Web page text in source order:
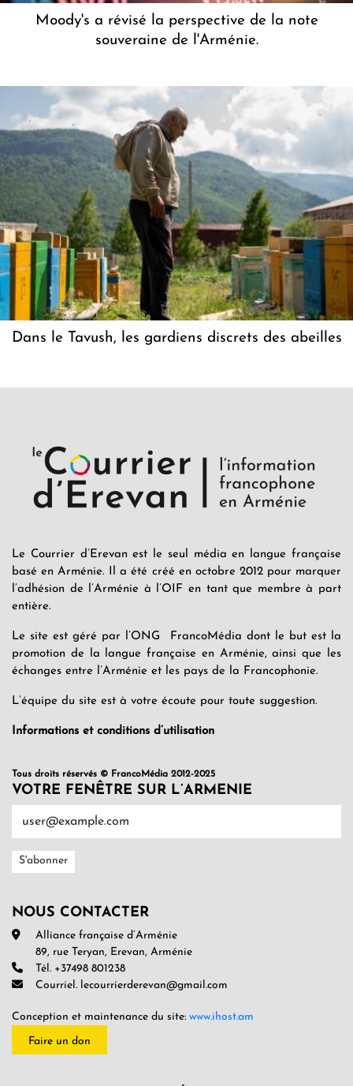
Moody's a révisé la perspective de la note
souveraine de l'Arménie.
Dans le Tavush, les gardiens discrets des abeilles
Le Courrier d’Erevan est le seul média en langue française
basé en Arménie. Il a été créé en octobre 2012 pour marquer
l’adhésion de l’Arménie à l’OIF en tant que membre à part
entière.
Le site est géré par l’ONG FrancoMédia dont le but est la
promotion de la langue française en Arménie, ainsi que les
échanges entre l’Arménie et les pays de la Francophonie.
L’équipe du site est à votre écoute pour toute suggestion.
Informations et conditions d’utilisation
Tous droits réservés © FrancoMédia 2012-2025
VOTRE FENÊTRE SUR L’ARMENIE
NOUS CONTACTER
Alliance française d’Arménie
89, rue Teryan, Erevan, Arménie
Tél. +37498 801238
Courriel. lecourrierderevan@gmail.com
Conception et maintenance du site: www.ihost.am
Faire un don